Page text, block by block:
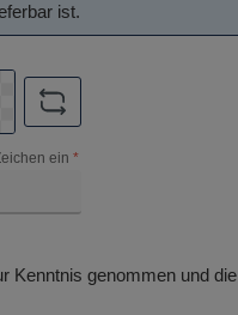
ist.
ein *
Kenntnis genommen und die